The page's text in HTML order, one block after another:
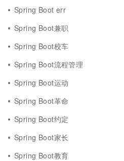
Spring Boot err
Spring Boot兼职
Spring Boot校车
Spring Boot流程管理
Spring Boot运动
Spring Boot革命
Spring Boot约定
Spring Boot家长
Spring Boot教育